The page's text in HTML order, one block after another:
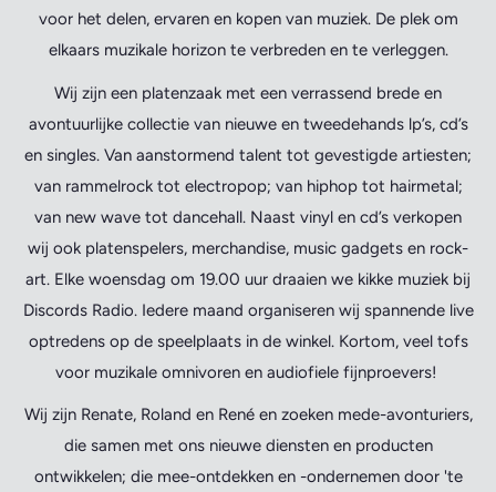
voor het delen, ervaren en kopen van muziek. De plek om
elkaars muzikale horizon te verbreden en te verleggen.
Wij zijn een platenzaak met een verrassend brede en
avontuurlijke collectie van nieuwe en tweedehands lp’s, cd’s
en singles. Van aanstormend talent tot gevestigde artiesten;
van rammelrock tot electropop; van hiphop tot hairmetal;
van new wave tot dancehall. Naast vinyl en cd’s verkopen
wij ook platenspelers, merchandise, music gadgets en rock-
art. Elke woensdag om 19.00 uur draaien we kikke muziek bij
Discords Radio. Iedere maand organiseren wij spannende live
optredens op de speelplaats in de winkel. Kortom, veel tofs
voor muzikale omnivoren en audiofiele fijnproevers!
Wij zijn Renate, Roland en René en zoeken mede-avonturiers,
die samen met ons nieuwe diensten en producten
ontwikkelen; die mee-ontdekken en -ondernemen door 'te